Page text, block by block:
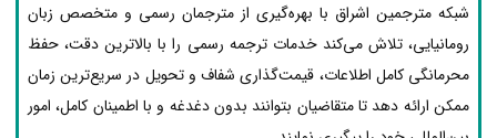
شبکه مترجمین اشراق با بهره‌گیری از مترجمان رسمی و متخصص زبان
رومانیایی، تلاش می‌کند خدمات ترجمه رسمی را با بالاترین دقت، حفظ
محرمانگی کامل اطلاعات، قیمت‌گذاری شفاف و تحویل در سریع‌ترین زمان
ممکن ارائه دهد تا متقاضیان بتوانند بدون دغدغه و با اطمینان کامل، امور